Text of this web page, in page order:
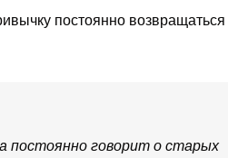
постоянно возвращаться
постоянно говорит о старых